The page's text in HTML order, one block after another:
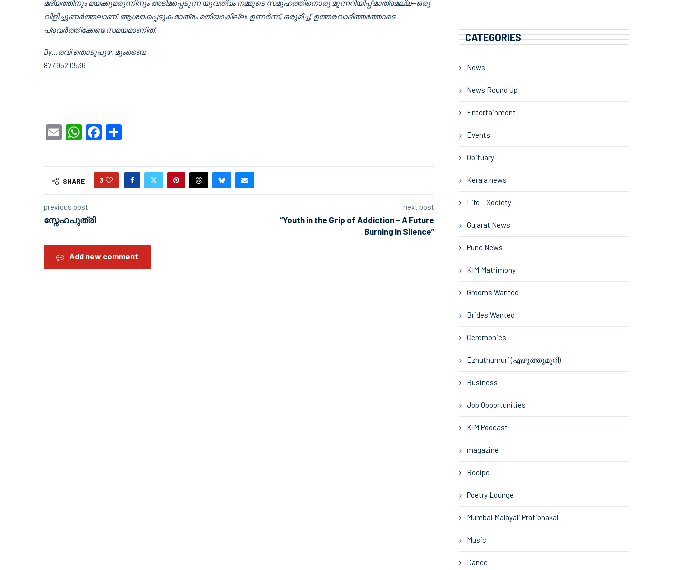
മദ്യത്തിനും മയക്കുമരുന്നിനും അടിമപ്പെടുന്ന യുവത്വം നമ്മുടെ സമൂഹത്തിനൊരു മുന്നറിയിപ്പ് മാത്രമല്ല—ഒരു
വിളിച്ചുണർത്തലാണ്. ആശങ്കപ്പെടുക മാത്രം മതിയാകില്ല; ഉണർന്ന്, ഒരുമിച്ച്, ഉത്തരവാദിത്തത്തോടെ
പ്രവർത്തിക്കേണ്ട സമയമാണിത്.
By…രവി തൊടുപുഴ. മുംബൈ.
877 952 0536
EmailWhatsApp
Facebook
SHARE 3
previous post
സ്നേഹപുത്രി
next post
“Youth in the Grip of Addiction – A Future
Burning in Silence”
Add new comment
CATEGORIES
News
News Round Up
Entertainment
Events
Obituary
Kerala news
Life – Society
Gujarat News
Pune News
KIM Matrimony
Grooms Wanted
Brides Wanted
Ceremonies
Ezhuthumuri (എഴുത്തുമുറി)
Business
Job Opportunities
KIM Podcast
magazine
Recipe
Poetry Lounge
Mumbai Malayali Pratibhakal
Music
Dance